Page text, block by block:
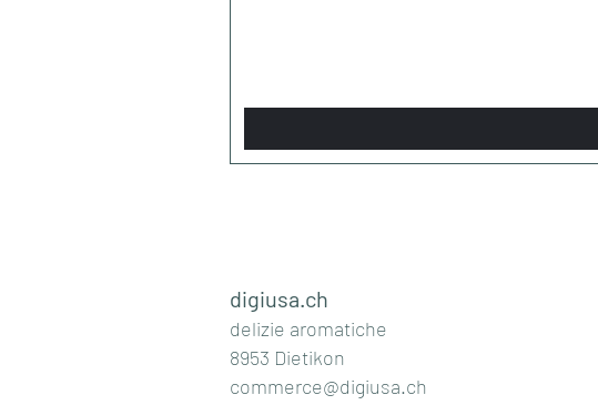
digiusa.ch
delizie aromatiche
8953 Dietikon
commerce@digiusa.ch